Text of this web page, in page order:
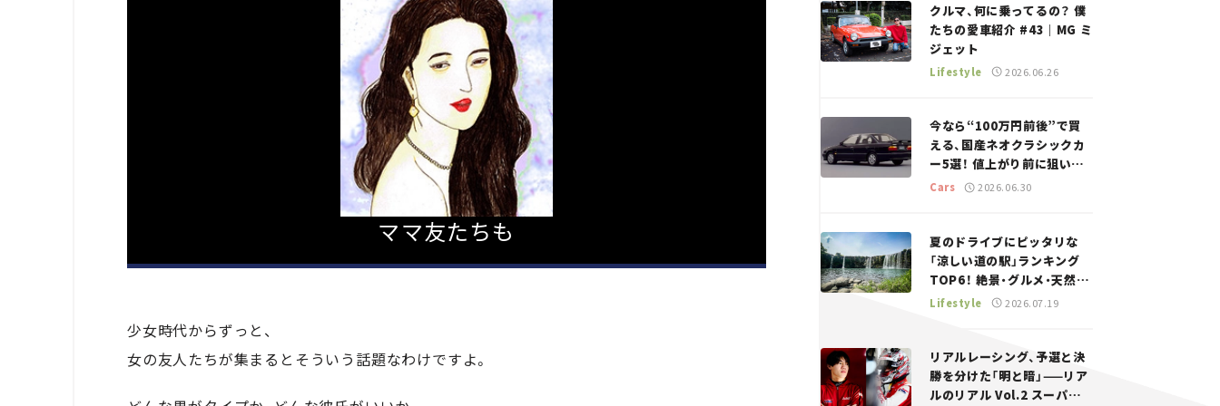
ママ友たちも
少女時代からずっと、
女の友人たちが集まるとそういう話題なわけですよ。
クルマ、何に乗ってるの？ 僕
たちの愛車紹介 #43｜MG ミ
ジェット
Lifestyle 2026.06.26
今なら“100万円前後”で買
える、国産ネオクラシックカ
ー5選！ 値上がり前に狙いた
い、中古車探しをお手伝い――ち
Cars 2026.06.30
夏のドライブにピッタリな
「涼しい道の駅」ランキング
TOP6！ 絶景・グルメ・天然ク
ーラーなど、避暑におすすめ
Lifestyle 2026.07.19
リアルレーシング、予選と決
勝を分けた「明と暗」——リア
ルのリアル Vol.2 スーパー